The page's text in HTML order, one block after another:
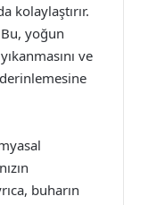
kolaylaştırır.
yoğun
ve
buharın